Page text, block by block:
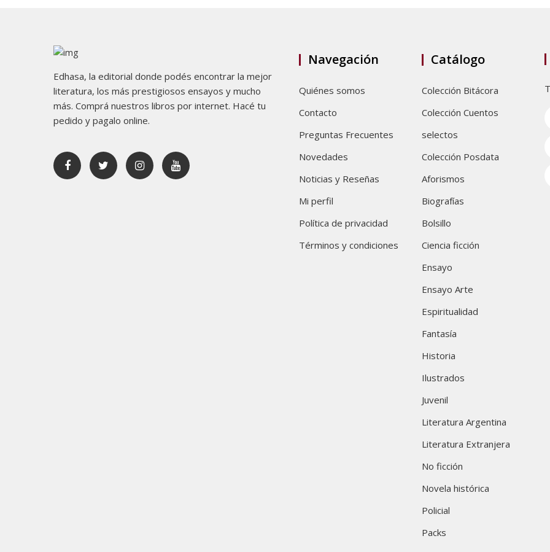
Edhasa, la editorial donde podés encontrar la mejor
literatura, los más prestigiosos ensayos y mucho
más. Comprá nuestros libros por internet. Hacé tu
pedido y pagalo online.
Navegación
Quiénes somos
Contacto
Preguntas Frecuentes
Novedades
Noticias y Reseñas
Mi perfil
Política de privacidad
Términos y condiciones
Catálogo
Colección Bitácora
Colección Cuentos
selectos
Colección Posdata
Aforismos
Biografías
Bolsillo
Ciencia ficción
Ensayo
Ensayo Arte
Espiritualidad
Fantasía
Historia
Ilustrados
Juvenil
Literatura Argentina
Literatura Extranjera
No ficción
Novela histórica
Policial
Packs